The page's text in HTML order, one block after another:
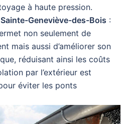
à haute pression.
Geneviève-des-Bois :
non seulement de
mais aussi d’améliorer son
réduisant ainsi les coûts
par l’extérieur est
éviter les ponts